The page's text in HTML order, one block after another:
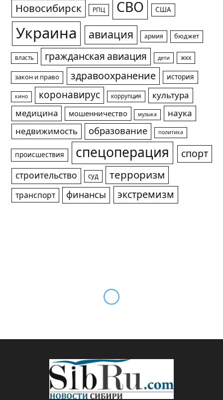
Новосибирск РПЦ СВО США
Украина авиация армия бюджет
власть гражданская авиация дети жкх
закон и право здравоохранение история
кино коронавирус коррупция
культура
медицина
мошенничество музыка
наука
недвижимость
образование политика
происшествия спецоперация спорт
строительство суд терроризм
транспорт финансы экстремизм
воздуходувки-
опрыскиватели и
беспилотники поступили в
Новосибирск по нацпроекту